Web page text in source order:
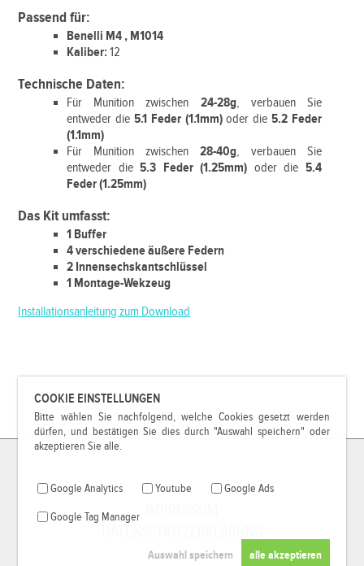
COOKIE EINSTELLUNGEN
Bitte wählen Sie nachfolgend, welche Cookies gesetzt werden
dürfen, und bestätigen Sie dies durch "Auswahl speichern" oder
akzeptieren Sie alle.
Google Analytics Youtube Google Ads
Google Tag Manager
Passend für:
Benelli M4 , M1014
Kaliber: 12
Technische Daten:
Für Munition zwischen 24-28g, verbauen Sie
entweder die 5.1 Feder (1.1mm)oder die 5.2 Feder
(1.1mm)
Für Munition zwischen 28-40g, verbauen Sie
entweder die5.3 Feder (1.25mm) oder die 5.4
Feder (1.25mm)
Das Kit umfasst:
1 Buffer
4 verschiedene äußere Federn
2 Innensechskantschlüssel
1 Montage-Wekzeug
Installationsanleitung zum Download